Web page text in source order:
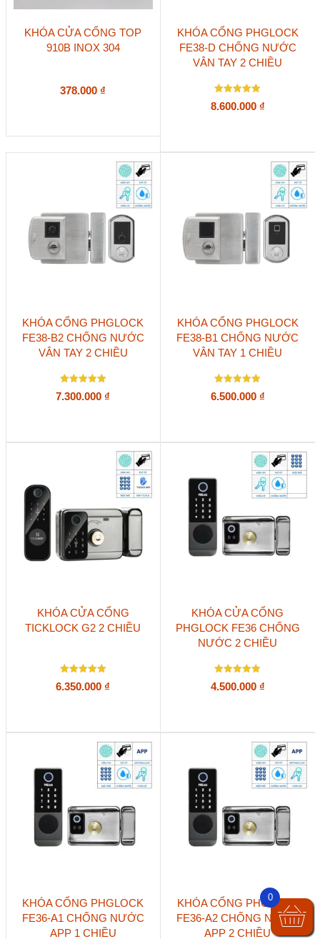
KHÓA CỬA CỔNG TOP
910B INOX 304
378.000 ₫
KHÓA CỔNG PHGLOCK
FE38-D CHỐNG NƯỚC
VÂN TAY 2 CHIỀU
Được xếp
hạng
8.600.000 ₫
KHÓA CỔNG PHGLOCK
FE38-B2 CHỐNG NƯỚC
VÂN TAY 2 CHIỀU
Được xếp
hạng
7.300.000 ₫
KHÓA CỔNG PHGLOCK
FE38-B1 CHỐNG NƯỚC
VÂN TAY 1 CHIỀU
Được xếp
hạng
6.500.000 ₫
KHÓA CỬA CỔNG
TICKLOCK G2 2 CHIỀU
Được xếp
hạng
6.350.000 ₫
KHÓA CỬA CỔNG
PHGLOCK FE36 CHỐNG
NƯỚC 2 CHIỀU
Được xếp
hạng
4.500.000 ₫
KHÓA CỔNG PHGLOCK
FE36-A1 CHỐNG NƯỚC
APP 1 CHIỀU
KHÓA CỔNG PHGLOCK
FE36-A2 CHỐNG NƯỚC
APP 2 CHIỀU
0